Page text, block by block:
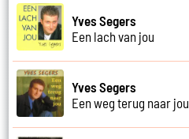
Yves Segers
Een lach van jou
Yves Segers
Een weg terug naar jou